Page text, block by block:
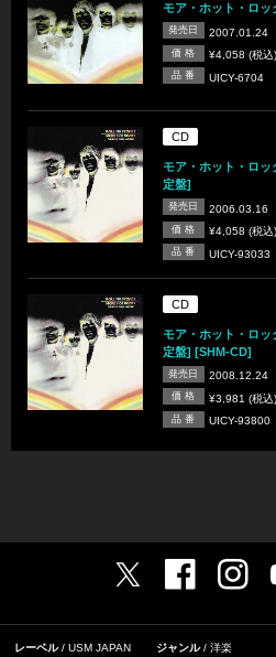
モア・ホット・ロッ
発売日 2007.01.24
価 格 ¥4,058 (税込)
品 番 UICY-6704
CD
モア・ホット・ロ
定盤]
発売日 2006.03.16
価 格 ¥4,058 (税込)
品 番 UICY-93033
CD
モア・ホット・ロ
定盤] [SHM-CD]
発売日 2008.12.24
価 格 ¥3,981 (税込)
品 番 UICY-93800
レーベル USM JAPAN ジャンル 洋楽